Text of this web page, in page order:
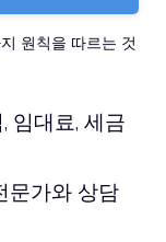
원칙을 따르는 것
임대료, 세금
문가와 상담